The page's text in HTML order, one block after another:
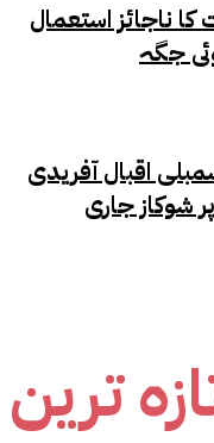
کا ناجائز استعمال
جگہ
اقبال آفریدی
شوکاز جاری
ترین